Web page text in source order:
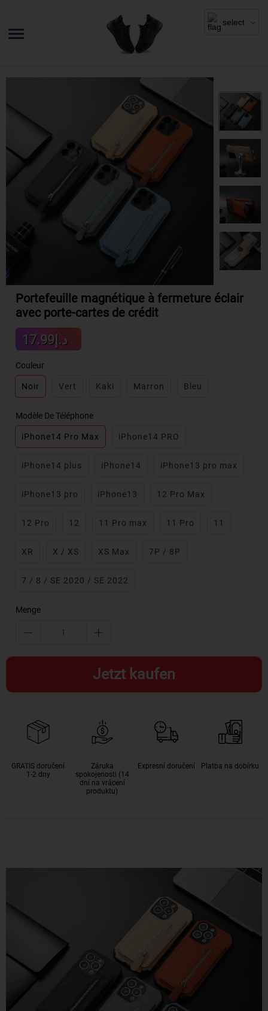
Portefeuille magnétique à fermeture éclair
avec porte-cartes de crédit
Sale
price
د.إ17.99
price
Couleur
Noir Vert Kaki Marron Bleu
Modèle De Téléphone
iPhone14 Pro Max iPhone14 PRO
iPhone14 plus iPhone14 iPhone13 pro max
iPhone13 pro iPhone13 12 Pro Max
12 Pro 12 11 Pro max 11 Pro 11
XR X / XS XS Max 7P / 8P
7 / 8 / SE 2020 / SE 2022
Menge
Jetzt kaufen
GRATIS doručení
1-2 dny
Záruka
spokojenosti (14
dní na vrácení
produktu)
Expresní doručení Platba na dobírku
select